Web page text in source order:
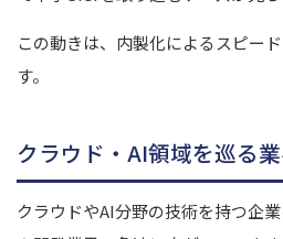
この動きは、内製化によるスピー
す。
クラウド・AI領域を巡る
クラウドやAI分野の技術を持つ企